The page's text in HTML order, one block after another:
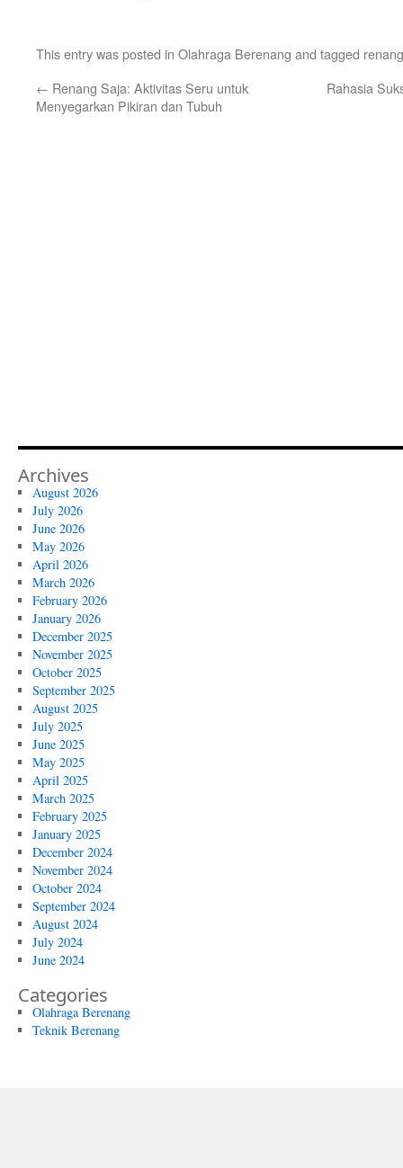
This entry was posted in Olahraga Berenang and tagged
← Renang Saja: Aktivitas Seru untuk
Menyegarkan Pikiran dan Tubuh
Rahasia
Archives
August 2026
July 2026
June 2026
May 2026
April 2026
March 2026
February 2026
January 2026
December 2025
November 2025
October 2025
September 2025
August 2025
July 2025
June 2025
May 2025
April 2025
March 2025
February 2025
January 2025
December 2024
November 2024
October 2024
September 2024
August 2024
July 2024
June 2024
Categories
Olahraga Berenang
Teknik Berenang